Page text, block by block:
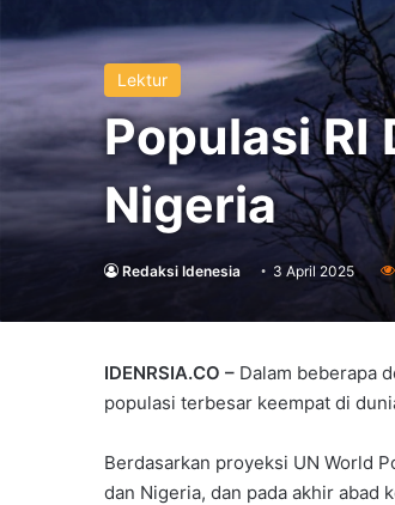
Lektur
Populasi
Nigeria
Redaksi Idenesia 3 April 2025
IDENRSIA.CO – Dalam beberapa
populasi terbesar keempat di
Berdasarkan proyeksi UN World
dan Nigeria, dan pada akhir abad